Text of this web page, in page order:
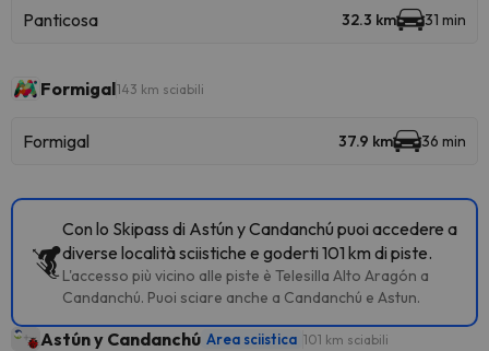
Panticosa 32.3 km 31 min
Formigal143 km sciabili
Formigal 37.9 km 36 min
Con lo Skipass di Astún y Candanchú puoi accedere a
diverse località sciistiche e goderti 101 km di piste.
L'accesso più vicino alle piste è Telesilla Alto Aragón a
Candanchú. Puoi sciare anche a Candanchú e Astun.
Astún y Candanchú Area sciistica 101 km sciabili